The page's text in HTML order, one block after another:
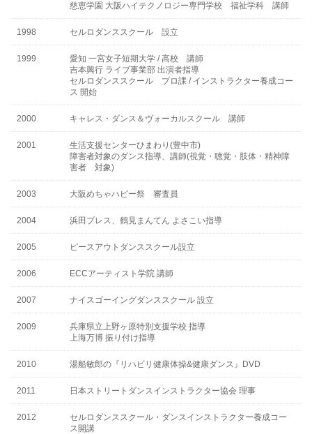
慈恵学園 大阪ハイテクノロジー専門学校 福祉学科 講師
1998 セルロダンススクール 設立
1999
愛知 一宮女子短期大学 / 高校 講師
吉本興行 ライブ事業部 出演者指導
セルロダンススクール プロ課 / インストラクター養成コー
ス 開始
2000 キャレス・ダンス＆ヴォーカルスクール 講師
2001
生活支援センターひまわり(豊中市)
障害者対象のダンス指導、講師(視覚・聴覚・肢体・精神障
害者 対象)
2003 大阪めちゃハピー祭 審査員
2004 浜田プレス、鶴見まんてん よさこい指導
2005 ピースアウトダンススクール設立
2006 ECCアーティスト学院 講師
2007 ナイスゴーイングダンススクール 設立
2009
兵庫県立上野ヶ原特別支援学校 指導
上海万博 振り付け指導
2010 湯船敏郎の『リハビリ健康体操&健康ダンス』DVD
2011 日本ストリートダンスインストラクター協会 理事
2012
セルロダンススクール・ダンスインストラクター養成コー
ス開講